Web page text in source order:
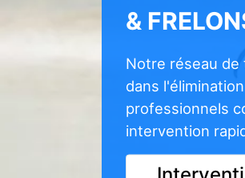
&
Notre réseau
dans
professionnels
intervention